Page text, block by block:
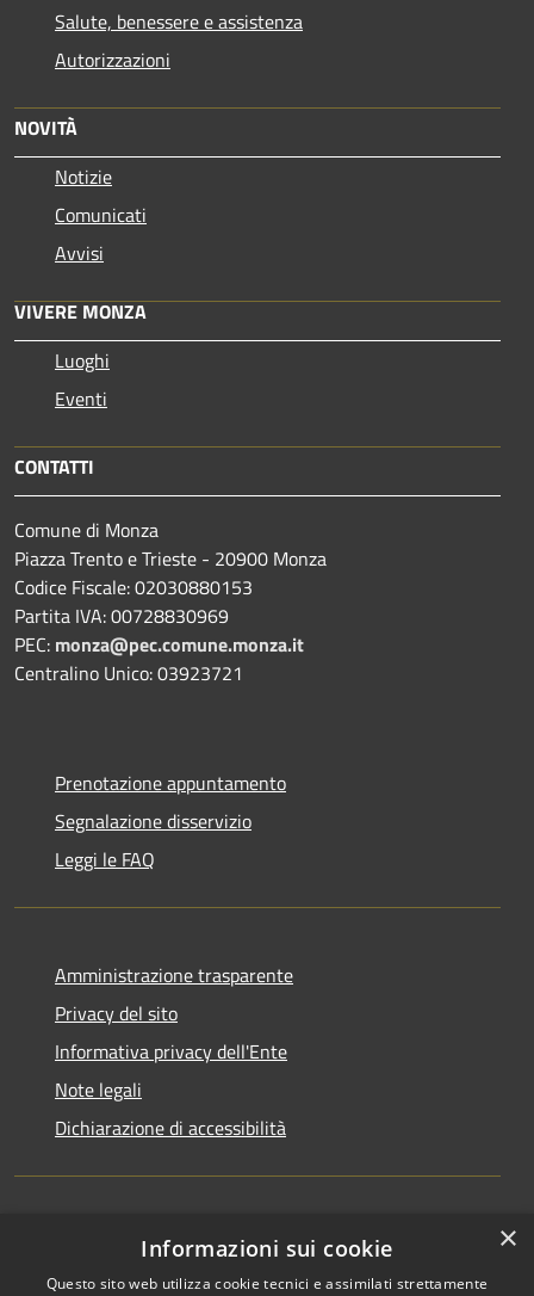
Salute, benessere e assistenza
Autorizzazioni
NOVITÀ
Notizie
Comunicati
Avvisi
VIVERE MONZA
Luoghi
Eventi
CONTATTI
Comune di Monza
Piazza Trento e Trieste - 20900 Monza
Codice Fiscale: 02030880153
Partita IVA: 00728830969
PEC: monza@pec.comune.monza.it
Centralino Unico: 03923721
Prenotazione appuntamento
Segnalazione disservizio
Leggi le FAQ
Amministrazione trasparente
Privacy del sito
Informativa privacy dell'Ente
Note legali
Dichiarazione di accessibilità
Newsletter ×
Informazioni sui cookie
Questo sito web utilizza cookie tecnici e assimilati strettamente